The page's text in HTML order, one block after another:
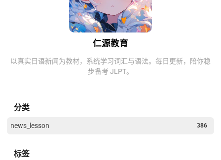
仁源教育
以真实日语新闻为教材，系统学习词汇与语法。每日更新，陪你稳
步备考 JLPT。
分类
news_lesson 386
标签